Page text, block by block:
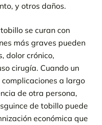
y otros daños.
se curan con
más graves pueden
dolor crónico,
cirugía. Cuando un
a largo
de otra persona,
de tobillo puede
económica que